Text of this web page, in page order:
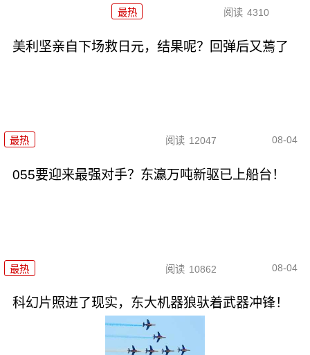
最热 阅读 4310
美利坚亲自下场救日元，结果呢？回弹后又蔫了
最热 阅读 12047 08-04
055要迎来最强对手？东瀛万吨新驱已上船台！
最热 阅读 10862 08-04
科幻片照进了现实，东大机器狼驮着武器冲锋！